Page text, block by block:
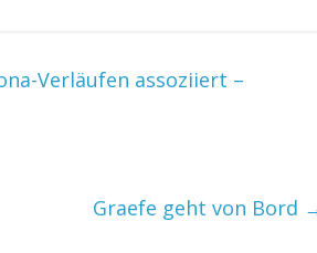
Verläufen assoziiert –
Graefe geht von Bord